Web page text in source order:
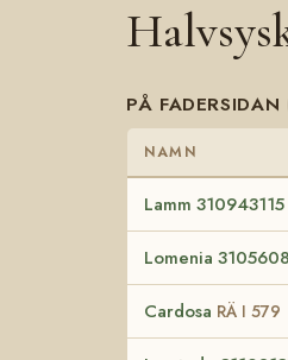
PÅ
NAMN
Lamm 310943115
Lomenia
Cardosa RÄ I 579